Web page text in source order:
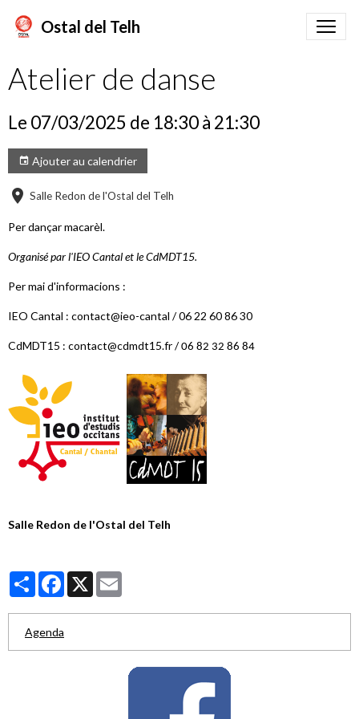
Ostal del Telh
Atelier de danse
Le 07/03/2025 de 18:30à 21:30
Ajouter au calendrier
Salle Redon de l'Ostal del Telh
Per dançar macarèl.
Organisé par l'IEO Cantal et le CdMDT15.
Per mai d'informacions :
IEO Cantal : contact@ieo-cantal / 06 22 60 86 30
CdMDT15 : contact@cdmdt15.fr /06 82 32 86 84
Salle Redon de l'Ostal del Telh
PartagerFacebook
X
Agenda